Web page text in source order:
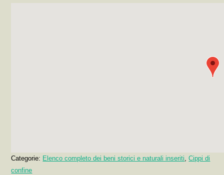
Categorie: Elenco completo dei beni storici e naturali inseriti,Cippi di
confine